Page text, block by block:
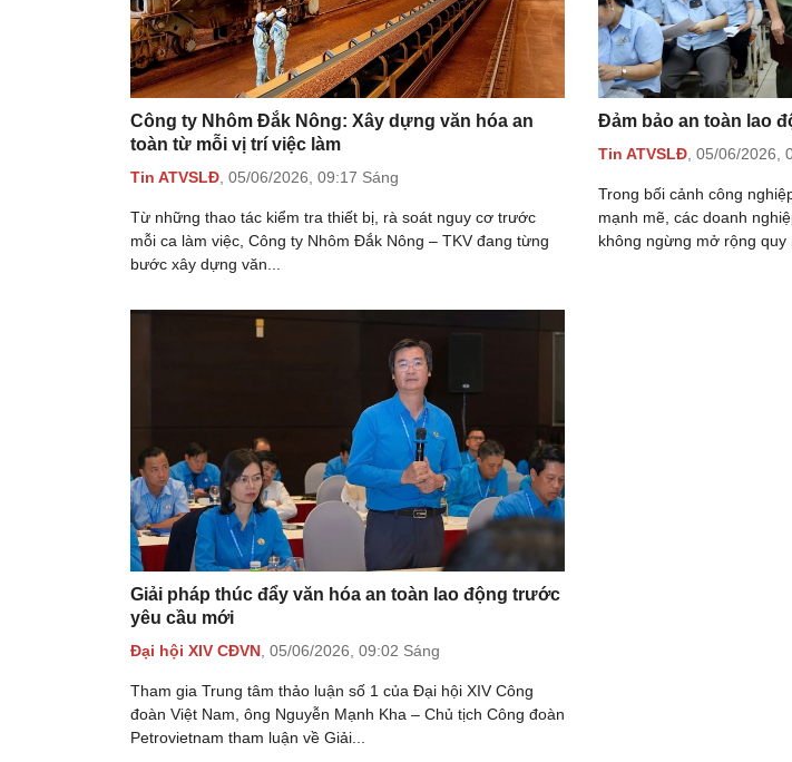
Công ty Nhôm Đắk Nông: Xây dựng văn hóa an
toàn từ mỗi vị trí việc làm
Tin ATVSLĐ 05/06/2026, 09:17 Sáng
Từ những thao tác kiểm tra thiết bị, rà soát nguy cơ trước
mỗi ca làm việc, Công ty Nhôm Đắk Nông – TKV đang từng
bước xây dựng văn...
Đảm bảo an toàn lao
Tin ATVSLĐ 05/06/2026,
Trong bối cảnh công
mạnh mẽ, các doanh
không ngừng mở rộng quy
Giải pháp thúc đẩy văn hóa an toàn lao động trước
yêu cầu mới
Đại hội XIV CĐVN 05/06/2026, 09:02 Sáng
Tham gia Trung tâm thảo luận số 1 của Đại hội XIV Công
đoàn Việt Nam, ông Nguyễn Mạnh Kha – Chủ tịch Công đoàn
Petrovietnam tham luận về Giải...